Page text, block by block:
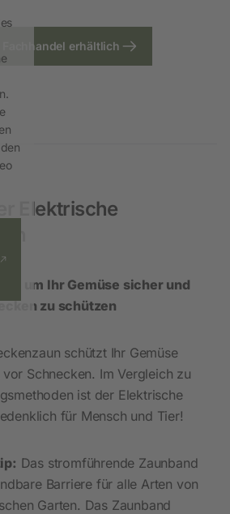
Fachhandel erhältlich
Elektrische
um Ihr Gemüse sicher und
zu schützen
schützt Ihr Gemüse
Schnecken. Im Vergleich zu
ist der Elektrische
für Mensch und Tier!
Das stromführende Zaunband
Barriere für alle Arten von
Garten. Das Zaunband